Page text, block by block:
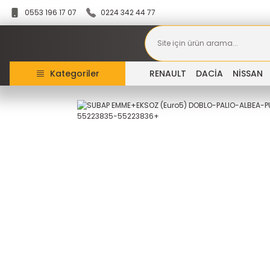
0553 196 17 07 0224 342 44 77
Kategoriler RENAULT DACİA NİSSAN